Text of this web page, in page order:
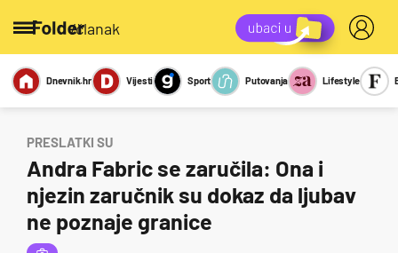
/članak
Miks Kviz
Report
Sexy
Dnevnik.hr Vijesti Sport Putovanja Lifestyle
PRESLATKI SU
Andra Fabric se zaručila: Ona i
njezin zaručnik su dokaz da ljubav
ne poznaje granice